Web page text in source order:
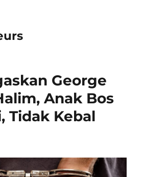
George
Anak Bos
Tidak Kebal